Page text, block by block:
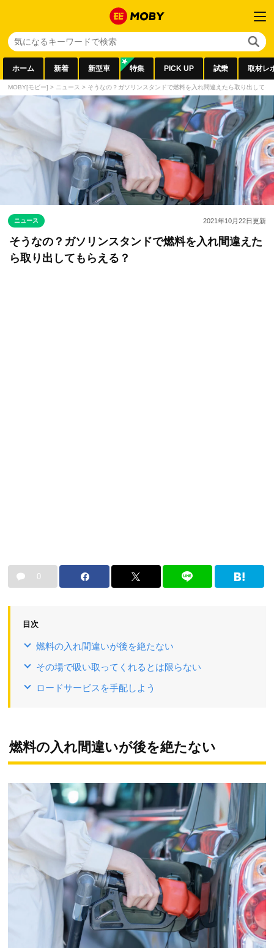
ホーム 新着 新型車 特集 PICK UP 試乗 取材レ
MOBY[モビー] > ニュース > そうなの？ガソリンスタンドで燃料を入れ間違えたら取り出しても
ニュース 2021年10月22日更新
そうなの？ガソリンスタンドで燃料を入れ間違えた
ら取り出してもらえる？
0
目次
燃料の入れ間違いが後を絶たない
その場で吸い取ってくれるとは限らない
ロードサービスを手配しよう
燃料の入れ間違いが後を絶たない